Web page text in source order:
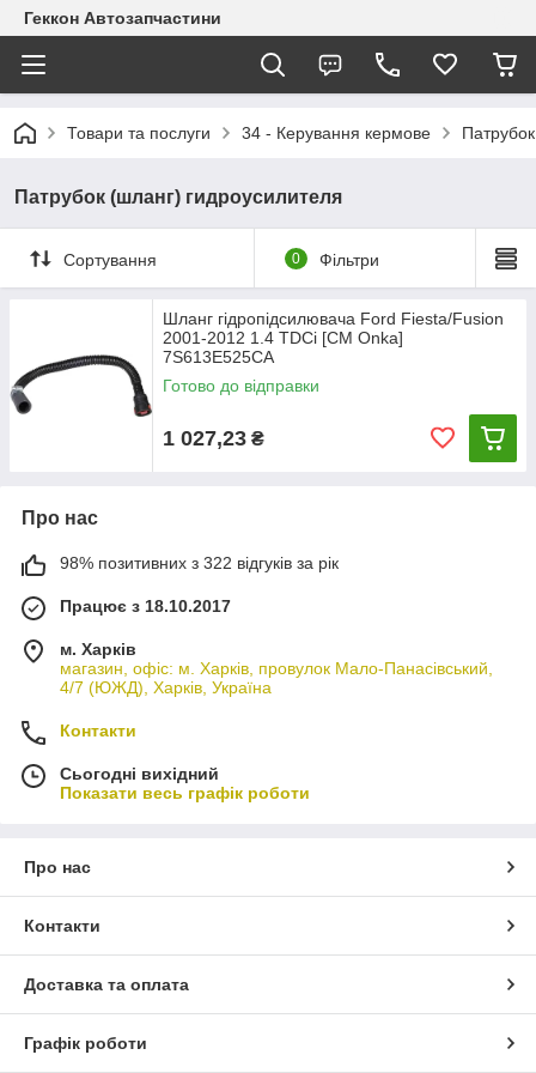
Геккон Автозапчастини
Товари та послуги 34 - Керування кермове
Патрубок (шланг) гидроусилителя
Сортування 0 Фільтри
Шланг гідропідсилювача Ford Fiesta/Fusion
2001-2012 1.4 TDCi [СМ Onka]
7S613E525CA
Готово до відправки
1 027,23 ₴
Про нас
98% позитивних з 322 відгуків за рік
Працює з 18.10.2017
м. Харків
магазин, офіс: м. Харків, провулок Мало-Панасівський,
4/7 (ЮЖД), Харків, Україна
Контакти
Сьогодні вихідний
Показати весь графік роботи
Про нас
Контакти
Доставка та оплата
Графік роботи